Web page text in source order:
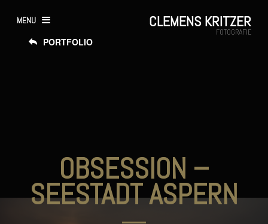
CLEMENS KRITZER
FOTOGRAFIE
MENU
PORTFOLIO
OBSESSION –
SEESTADT ASPERN